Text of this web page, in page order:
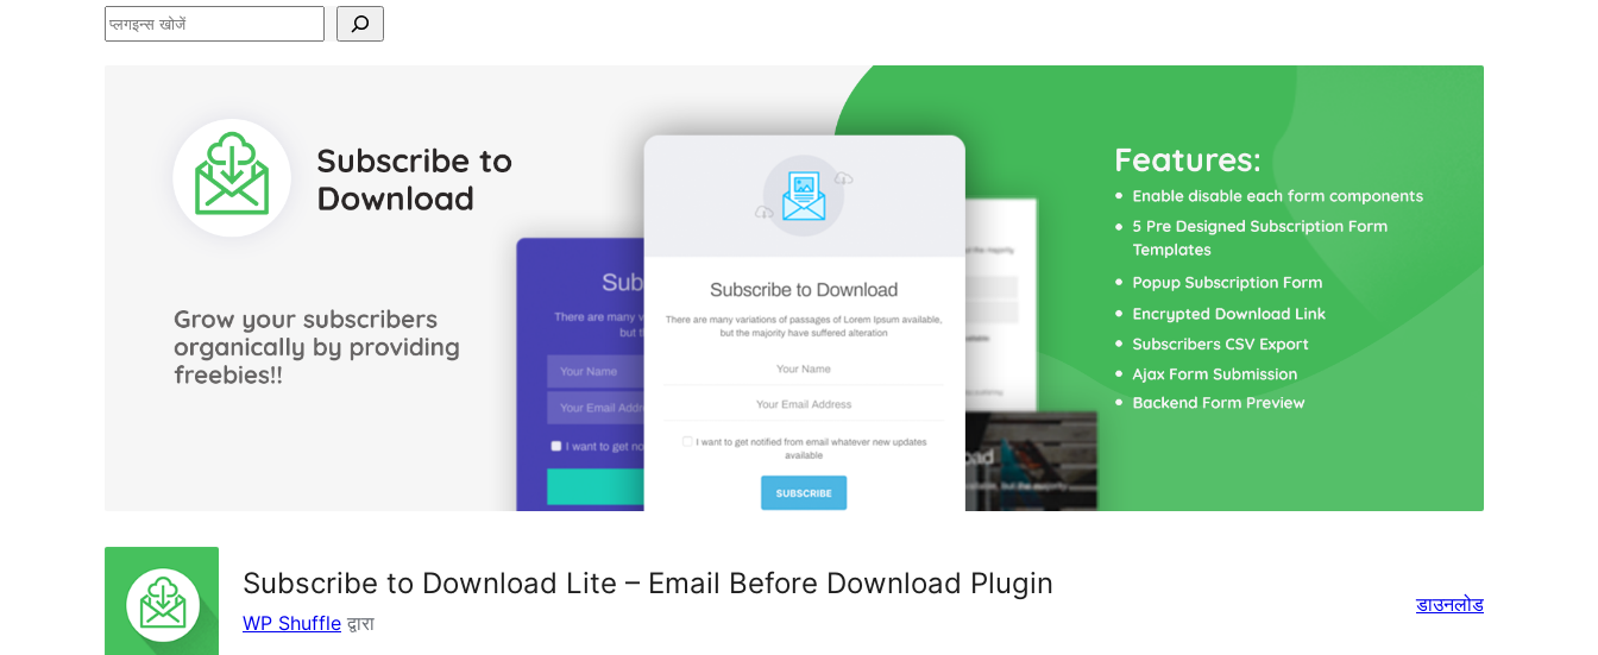
प्लगइन्स
Subscribe to Download Lite – Email Before Download Plugin
WP Shuffle द्वारा
डाउनलोड